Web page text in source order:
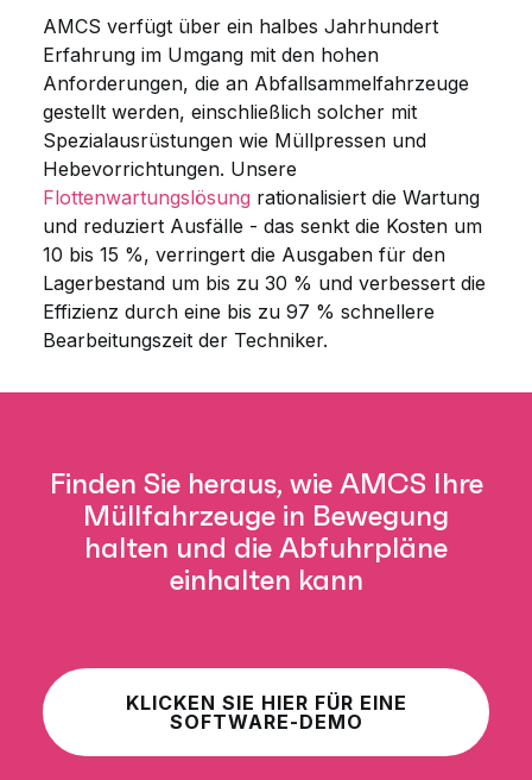
AMCS verfügt über ein halbes Jahrhundert
Erfahrung im Umgang mit den hohen
Anforderungen, die an Abfallsammelfahrzeuge
gestellt werden, einschließlich solcher mit
Spezialausrüstungen wie Müllpressen und
Hebevorrichtungen. Unsere
Flottenwartungslösung rationalisiert die Wartung
und reduziert Ausfälle - das senkt die Kosten um
10 bis 15 %, verringert die Ausgaben für den
Lagerbestand um bis zu 30 % und verbessert die
Effizienz durch eine bis zu 97 % schnellere
Bearbeitungszeit der Techniker.
Finden Sie heraus, wie AMCS Ihre
Müllfahrzeuge in Bewegung
halten und die Abfuhrpläne
einhalten kann
KLICKEN SIE HIER FÜR EINE
SOFTWARE-DEMO